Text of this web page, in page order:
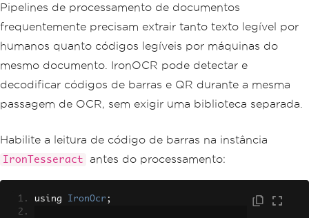
Pipelines de processamento de documentos
frequentemente precisam extrair tanto texto legível por
humanos quanto códigos legíveis por máquinas do
mesmo documento. IronOCR pode detectar e
decodificar códigos de barras e QR durante a mesma
passagem de OCR, sem exigir uma biblioteca separada.
Habilite a leitura de código de barras na instância
IronTesseract antes do processamento:
using IronOcr ;